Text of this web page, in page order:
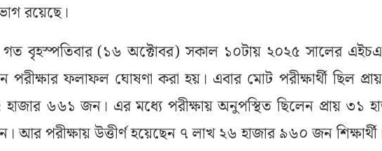
রয়েছে।
গত বৃহস্পতিবার (১৬ অক্টোবর) সকাল ১০টায় ২০২৫ সালের
পরীক্ষার ফলাফল ঘোষণা করা হয়। এবার মোট পরীক্ষার্থী ছিল
৬৬১ জন। এর মধ্যে পরীক্ষায় অনুপস্থিত ছিলেন প্রায় ৩১
আর পরীক্ষায় উত্তীর্ণ হয়েছেন ৭ লাখ ২৬ হাজার ৯৬০ জন